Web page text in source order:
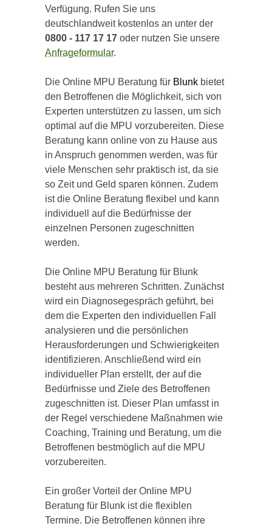
Verfügung. Rufen Sie uns
deutschlandweit kostenlos an unter der
0800 - 117 17 17 oder nutzen Sie unsere
Anfrageformular.
Die Online MPU Beratung für Blunk bietet
den Betroffenen die Möglichkeit, sich von
Experten unterstützen zu lassen, um sich
optimal auf die MPU vorzubereiten. Diese
Beratung kann online von zu Hause aus
in Anspruch genommen werden, was für
viele Menschen sehr praktisch ist, da sie
so Zeit und Geld sparen können. Zudem
ist die Online Beratung flexibel und kann
individuell auf die Bedürfnisse der
einzelnen Personen zugeschnitten
werden.
Die Online MPU Beratung für Blunk
besteht aus mehreren Schritten. Zunächst
wird ein Diagnosegespräch geführt, bei
dem die Experten den individuellen Fall
analysieren und die persönlichen
Herausforderungen und Schwierigkeiten
identifizieren. Anschließend wird ein
individueller Plan erstellt, der auf die
Bedürfnisse und Ziele des Betroffenen
zugeschnitten ist. Dieser Plan umfasst in
der Regel verschiedene Maßnahmen wie
Coaching, Training und Beratung, um die
Betroffenen bestmöglich auf die MPU
vorzubereiten.
Ein großer Vorteil der Online MPU
Beratung für Blunk ist die flexiblen
Termine. Die Betroffenen können ihre